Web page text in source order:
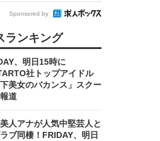
Sponsored by
ランキング
、明日15時に
社トップアイドル
美女のバカンス」スクー
道
人アナが人気中堅芸人と
ブ同棲！FRIDAY、明日